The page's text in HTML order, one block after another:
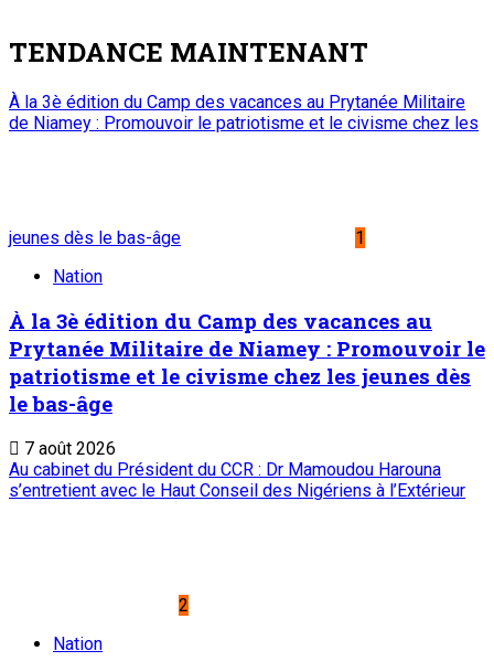
TENDANCE MAINTENANT
À la 3è édition du Camp des vacances au Prytanée Militaire
de Niamey : Promouvoir le patriotisme et le civisme chez les
jeunes dès le bas-âge
1
Nation
À la 3è édition du Camp des vacances au
Prytanée Militaire de Niamey : Promouvoir le
patriotisme et le civisme chez les jeunes dès
le bas-âge
7 août 2026
Au cabinet du Président du CCR : Dr Mamoudou Harouna
s’entretient avec le Haut Conseil des Nigériens à l’Extérieur
2
Nation